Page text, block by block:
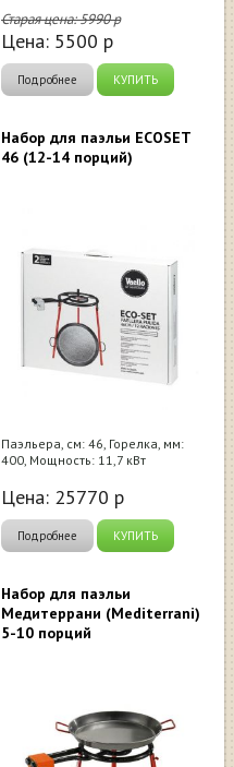
Старая цена:5990р
Цена: 5500 р
Подробнее КУПИТЬ
Набор для паэльи ECOSET
46 (12-14 порций)
Паэльера, см: 46, Горелка, мм:
400, Мощность: 11,7 кВт
Цена: 25770 р
Подробнее КУПИТЬ
Набор для паэльи
Медитеррани (Mediterrani)
5-10 порций